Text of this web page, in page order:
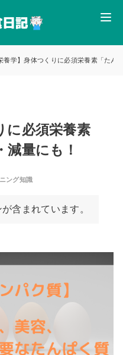
養学】身体つくりに必須栄養素「たん
に必須栄養素
減量にも！
ング知識
含まれています。